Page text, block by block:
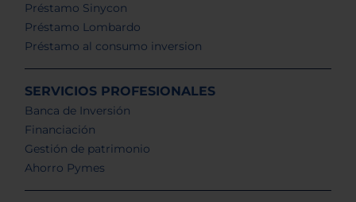
Préstamo Sinycon
Préstamo Lombardo
Préstamo al consumo inversion
SERVICIOS PROFESIONALES
Banca de Inversión
Financiación
Gestión de patrimonio
Ahorro Pymes